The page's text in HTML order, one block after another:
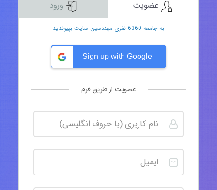
به جامعه 6360 نفری مهندسین سایت بپیوندید
Sign up with Google
عضویت از طریق فرم